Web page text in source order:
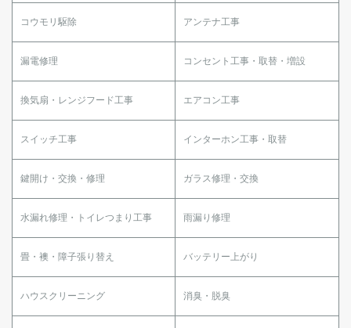
コウモリ駆除 アンテナ工事
漏電修理 コンセント工事・取替・増設
換気扇・レンジフード工事 エアコン工事
スイッチ工事 インターホン工事・取替
鍵開け・交換・修理 ガラス修理・交換
水漏れ修理・トイレつまり工事 雨漏り修理
畳・襖・障子張り替え バッテリー上がり
ハウスクリーニング 消臭・脱臭